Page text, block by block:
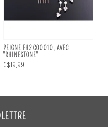
PEIGNE FH2 CO0010, AVEC
"RHINESTONE"
C$19,99